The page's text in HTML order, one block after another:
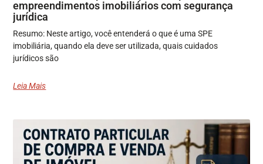
empreendimentos imobiliários com segurança
jurídica
Resumo: Neste artigo, você entenderá o que é uma SPE
imobiliária, quando ela deve ser utilizada, quais cuidados
jurídicos são
Leia Mais